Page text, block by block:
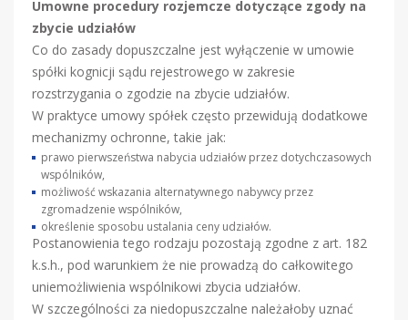
Umowne procedury rozjemcze dotyczące zgody na
zbycie udziałów
Co do zasady dopuszczalne jest wyłączenie w umowie
spółki kognicji sądu rejestrowego w zakresie
rozstrzygania o zgodzie na zbycie udziałów.
W praktyce umowy spółek często przewidują dodatkowe
mechanizmy ochronne, takie jak:
prawo pierwszeństwa nabycia udziałów przez dotychczasowych
wspólników,
możliwość wskazania alternatywnego nabywcy przez
zgromadzenie wspólników,
określenie sposobu ustalania ceny udziałów.
Postanowienia tego rodzaju pozostają zgodne z art. 182
k.s.h., pod warunkiem że nie prowadzą do całkowitego
uniemożliwienia wspólnikowi zbycia udziałów.
W szczególności za niedopuszczalne należałoby uznać